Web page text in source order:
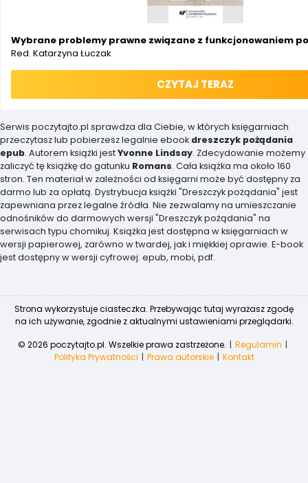
Wybrane problemy prawne związane z funkcjonowaniem
Red. Katarzyna Łuczak
CZYTAJ TERAZ
Serwis poczytajto.pl sprawdza dla Ciebie, w których księgarniach
przeczytasz lub pobierzesz legalnie ebook dreszczyk pożądania
epub. Autorem książki jestYvonne Lindsay. Zdecydowanie możemy
zaliczyć tę książkę do gatunku Romans. Cała książka ma około 160
stron. Ten materiał w zależności od księgarni może być dostępny za
darmo lub za opłatą. Dystrybucja książki "Dreszczyk pożądania" jest
zapewniana przez legalne źródła. Nie zezwalamy na umieszczanie
odnośników do darmowych wersji "Dreszczyk pożądania" na
serwisach typu chomikuj. Książka jest dostępna w księgarniach w
wersji papierowej, zarówno w twardej, jak i miękkiej oprawie. E-book
jest dostępny w wersji cyfrowej: epub, mobi, pdf.
Strona wykorzystuje ciasteczka. Przebywając tutaj wyrażasz zgodę
na ich używanie, zgodnie z aktualnymi ustawieniami przeglądarki.
© 2026 poczytajto.pl. Wszelkie prawa zastrzeżone.
Regulamin
Polityka Prywatności
Prawa autorskie Kontakt